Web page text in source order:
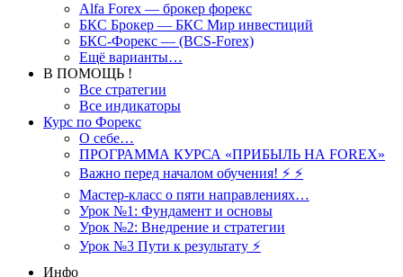
Alfa Forex — брокер форекс
БКС Брокер — БКС Мир инвестиций
БКС-Форекс — (BCS-Forex)
Ещё варианты…
В ПОМОЩЬ !
Все стратегии
Все индикаторы
Курс по Форекс
О себе…
ПРОГРАММА КУРСА «ПРИБЫЛЬ НА FOREX»
Важно перед началом обучения! ⚡ ⚡
Мастер-класс о пяти направлениях…
Урок №1: Фундамент и основы
Урок №2: Внедрение и стратегии
Урок №3 Пути к результату ⚡️
Инфо